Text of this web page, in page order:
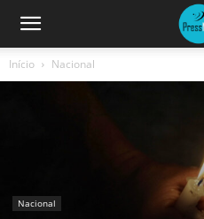
Início Nacional
Nacional